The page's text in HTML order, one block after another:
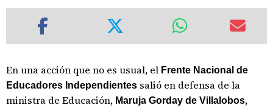
En una acción que no es usual, el Frente Nacional de
Educadores Independientes salió en defensa de la
ministra de Educación, Maruja Gorday de Villalobos,